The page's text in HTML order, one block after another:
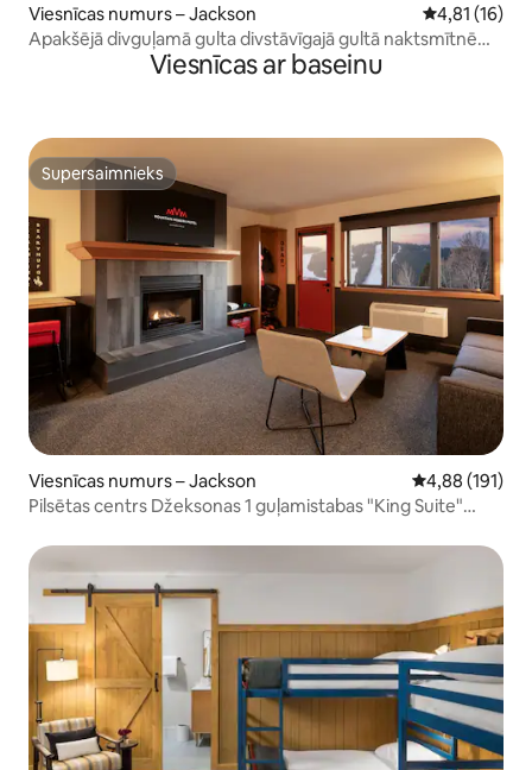
Viesnīcas numurs – Jackson Vidējais
4,81 (16)
Apakšējā divguļamā gulta divstāvīgajā gultā naktsmītnē
Viesnīcas ar baseinu
Supersaimnieks
Supersaimnieks
Viesnīcas numurs – Jackson Vidējais
4,88 (191)
Pilsētas centrs Džeksonas 1 guļamistabas "King Suite"